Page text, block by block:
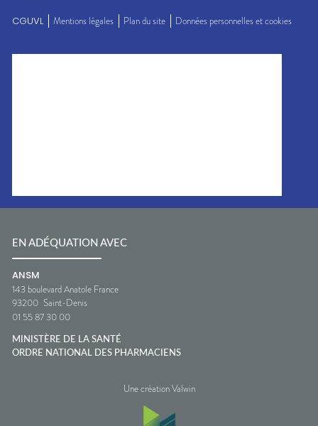
CGUVL Mentions légales Plan du site Données personnelles et cookies
EN ADÉQUATION AVEC
ANSM
143 boulevard Anatole France
93200 Saint-Denis
01 55 87 30 00
MINISTÈRE DE LA SANTÉ
ORDRE NATIONAL DES PHARMACIENS
Une création Valwin